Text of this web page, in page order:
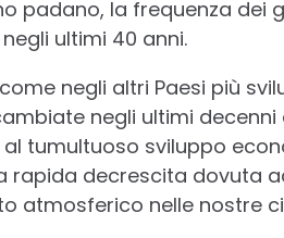
padano, la frequenza dei
ultimi 40 anni.
negli altri Paesi più
negli ultimi decenni
al tumultuoso sviluppo
rapida decrescita dovuta
atmosferico nelle nostre